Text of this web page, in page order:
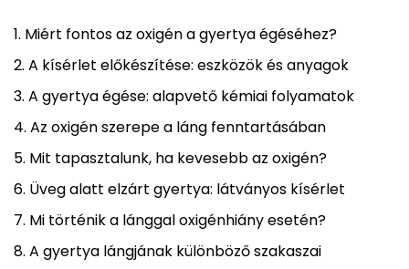
Miért fontos az oxigén a gyertya égéséhez?
A kísérlet előkészítése: eszközök és anyagok
A gyertya égése: alapvető kémiai folyamatok
Az oxigén szerepe a láng fenntartásában
Mit tapasztalunk, ha kevesebb az oxigén?
Üveg alatt elzárt gyertya: látványos kísérlet
Mi történik a lánggal oxigénhiány esetén?
A gyertya lángjának különböző szakaszai